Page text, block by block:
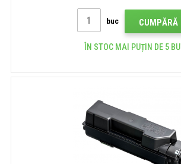
buc CUMPĂRĂ
ÎN STOC MAI PUȚIN DE 5